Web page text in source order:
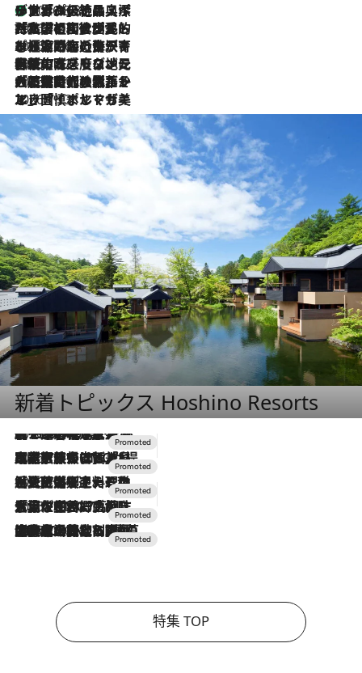
2026.8.8
リスボンの絶品スイーツ「パステル・デ・ナタ」とは？ポルトガル伝統の奥深い世界へ
2026.7.27
「私の祖国はポルトガル語です」国民的詩人フェルナンド・ペソアと、彼が愛した文学の街を歩く
2026.7.26
ポルトガル近海が育む極上の海の幸。キリリと冷えた白ワインと愉しむ、シーフード専門店の贅沢
2026.7.22
伝統の味をモダンに昇華。高感度な地元客が集う、リスボンの最旬ガストロノミー
2026.7.21
大航海時代の栄華から、震災、独裁、そして革命へ。ポルトガル・首都リスボンの石畳に刻まれた「歴史の光と影」
2026.7.13
エッセイ・ヤマザキマリ「慎ましくも美しき国 ポルトガル」
新着トピックス Hoshino Resorts
2026.8.7
【トンボの足水浴】ヒノキの香りに包まれて涼感マックス！約13℃の湧水かけ流しを避暑地「星野温泉 トンボの湯」で体験
2026.7.31
【ホテル帰省】という選択肢をOMOが提案。家族とほどよい距離を保つには「昼は実家、夜は気兼ねなくホテルで！」
2026.7.24
【夏限定ディナーコース】旬を迎える稚鮎や花ズッキーニなどをイタリア・トスカーナの郷土料理の手法で満喫！
2026.7.17
「土佐和ハーブかき氷」がOMO7高知に登場！生姜、山椒、大葉など目にも舌にも涼を呼ぶ郷土の味
2026.7.10
NEW OPEN！【界 草津】名湯の地に誕生。趣の異なる2種の温泉と上州ならではの会席・蕎麦割烹など美食を味わう究極の癒やし旅
特集 TOP